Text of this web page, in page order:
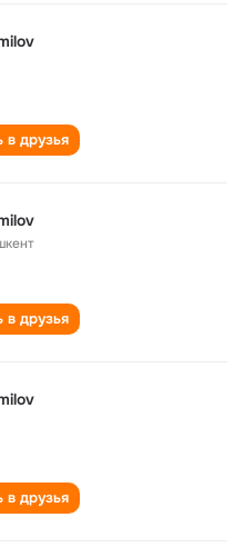
в друзья
в друзья
в друзья